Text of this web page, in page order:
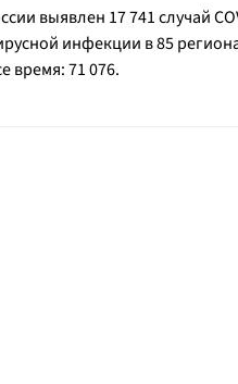
выявлен 17 741 случай
инфекции в 85
время: 71 076.